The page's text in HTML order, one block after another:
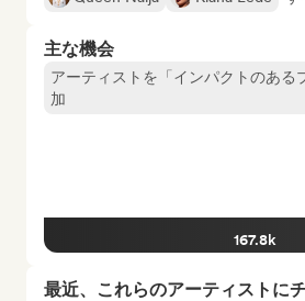
主な機会
アーティストを「インパクトのある
加
167.8k
最近、これらのアーティストに